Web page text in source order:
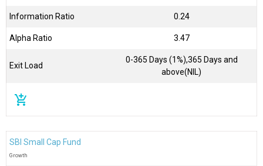
Information Ratio 0.24
Alpha Ratio 3.47
Exit Load
0-365 Days (1%),365 Days and
above(NIL)
add_shopping_cart
SBI Small Cap Fund
Growth